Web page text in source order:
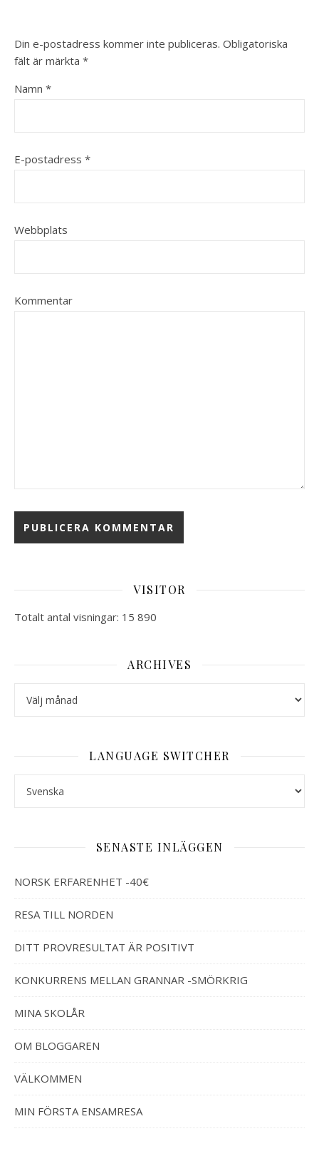
Din e-postadress kommer inte publiceras. Obligatoriska
fält är märkta *
Namn *
E-postadress *
Webbplats
Kommentar
VISITOR
Totalt antal visningar: 15 890
ARCHIVES
LANGUAGE SWITCHER
SENASTE INLÄGGEN
NORSK ERFARENHET -40€
RESA TILL NORDEN
DITT PROVRESULTAT ÄR POSITIVT
KONKURRENS MELLAN GRANNAR -SMÖRKRIG
MINA SKOLÅR
OM BLOGGAREN
VÄLKOMMEN
MIN FÖRSTA ENSAMRESA